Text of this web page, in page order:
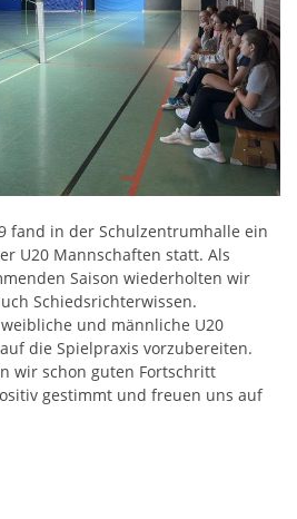
fand in der Schulzentrumhalle ein
U20 Mannschaften statt. Als
Saison wiederholten wir
Schiedsrichterwissen.
und männliche U20
die Spielpraxis vorzubereiten.
wir schon guten Fortschritt
gestimmt und freuen uns auf